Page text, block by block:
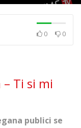
0 0
Ti si mi
publici se